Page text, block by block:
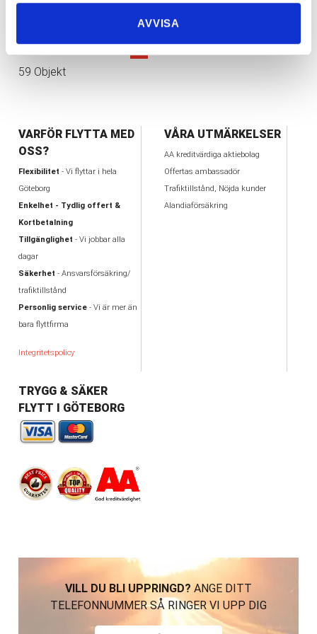
AVVISA
≪ < 1 2 3 4 5 6 > ≫
59 Objekt
VARFÖR FLYTTA MED
OSS?
Flexibilitet - Vi flyttar i hela
Göteborg
Enkelhet - Tydlig offert &
Kortbetalning
Tillgänglighet - Vi jobbar alla
dagar
Säkerhet - Ansvarsförsäkring/
trafiktillstånd
Personlig service- Vi är mer än
bara flyttfirma
Integritetspolicy
VÅRA UTMÄRKELSER
AA kreditvärdiga aktiebolag
Offertas ambassadör
Trafiktillstånd, Nöjda kunder
Alandiaförsäkring
TRYGG & SÄKER
FLYTT I GÖTEBORG
VILL DU BLI UPPRINGD? ANGE DITT
TELEFONNUMMER SÅ RINGER VI UPP DIG